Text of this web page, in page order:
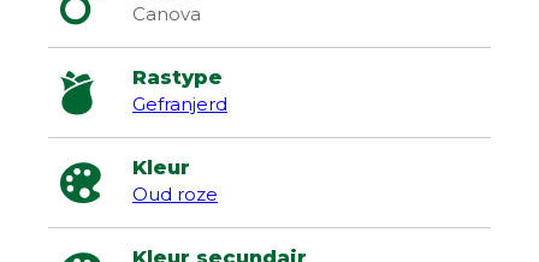
Canova
Rastype
Gefranjerd
Kleur
Oud roze
Kleur secundair